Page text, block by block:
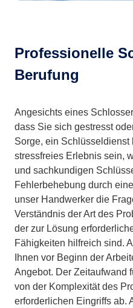
Professionelle
Berufung
Angesichts eines
dass Sie sich gestresst
Sorge, ein Schlüsseldienst
stressfreies Erlebnis sein,
und sachkundigen
Fehlerbehebung durch
unser Handwerker die
Verständnis der Art des
der zur Lösung
Fähigkeiten hilfreich sind.
Ihnen vor Beginn der
Angebot. Der Zeitaufwand
von der Komplexität des
erforderlichen Eingriffs ab.